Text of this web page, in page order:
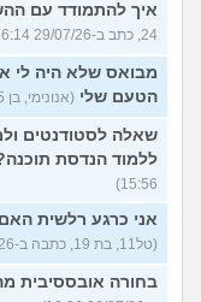
איך להתמודד עם
24, כתב ב-29/07/26 16:14)
מבואס שלא היה לי
הטעם שלי (אנונימי, בן 25, כתב ב-29/07/26 16:05)
שאלה לסטודנטים
ללמוד הנדסת
15:56)
אני כרגע רלשית
(טל11, בת 19, כתבה ב-26/07/26 16:47)
בחורה אובססיבית